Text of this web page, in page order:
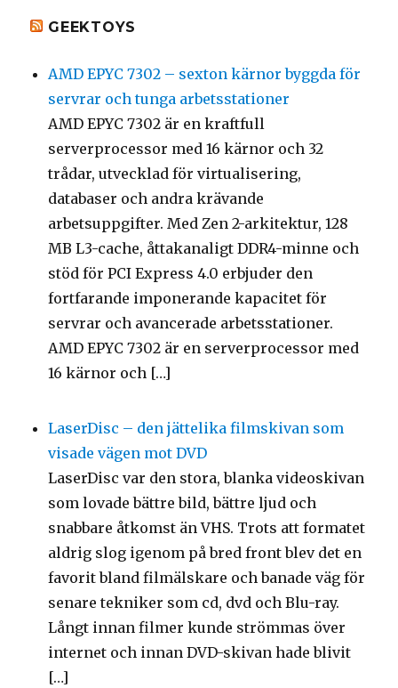
GEEKTOYS
AMD EPYC 7302 – sexton kärnor byggda för
servrar och tunga arbetsstationer
AMD EPYC 7302 är en kraftfull
serverprocessor med 16 kärnor och 32
trådar, utvecklad för virtualisering,
databaser och andra krävande
arbetsuppgifter. Med Zen 2-arkitektur, 128
MB L3-cache, åttakanaligt DDR4-minne och
stöd för PCI Express 4.0 erbjuder den
fortfarande imponerande kapacitet för
servrar och avancerade arbetsstationer.
AMD EPYC 7302 är en serverprocessor med
16 kärnor och […]
LaserDisc – den jättelika filmskivan som
visade vägen mot DVD
LaserDisc var den stora, blanka videoskivan
som lovade bättre bild, bättre ljud och
snabbare åtkomst än VHS. Trots att formatet
aldrig slog igenom på bred front blev det en
favorit bland filmälskare och banade väg för
senare tekniker som cd, dvd och Blu-ray.
Långt innan filmer kunde strömmas över
internet och innan DVD-skivan hade blivit
[…]